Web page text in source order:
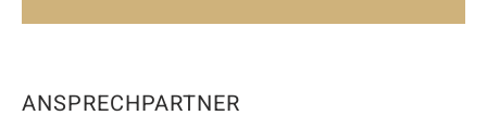
ANSPRECHPARTNER